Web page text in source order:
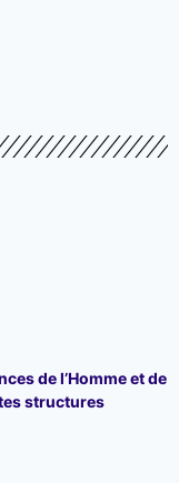
de l’Homme et de
structures